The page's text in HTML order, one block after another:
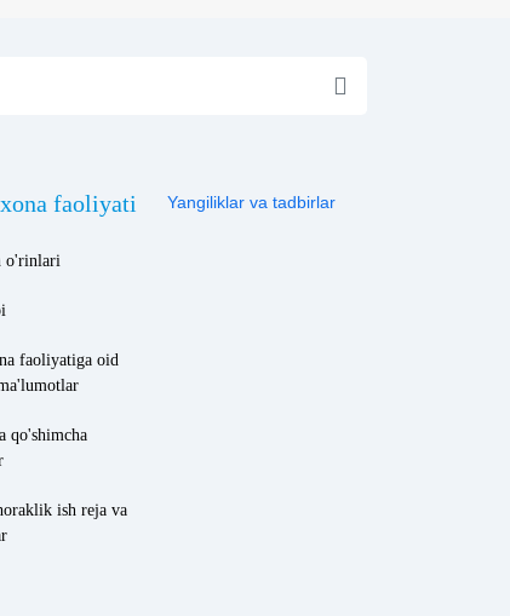
faoliyati
o'rinlari
faoliyatiga oid
qo'shimcha
ish reja va
Yangiliklar va tadbirlar